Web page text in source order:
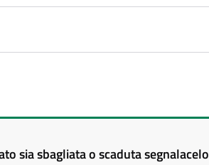
sia sbagliata o scaduta segnalacelo